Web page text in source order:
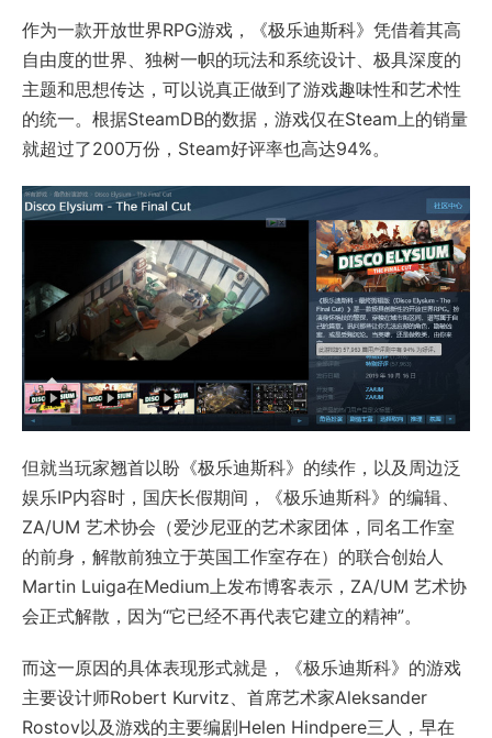
作为一款开放世界RPG游戏，《极乐迪斯科》凭借着其高
自由度的世界、独树一帜的玩法和系统设计、极具深度的
主题和思想传达，可以说真正做到了游戏趣味性和艺术性
的统一。根据SteamDB的数据，游戏仅在Steam上的销量
就超过了200万份，Steam好评率也高达94%。
但就当玩家翘首以盼《极乐迪斯科》的续作，以及周边泛
娱乐IP内容时，国庆长假期间，《极乐迪斯科》的编辑、
ZA/UM 艺术协会（爱沙尼亚的艺术家团体，同名工作室
的前身，解散前独立于英国工作室存在）的联合创始人
Martin Luiga在Medium上发布博客表示，ZA/UM 艺术协
会正式解散，因为“它已经不再代表它建立的精神”。
而这一原因的具体表现形式就是，《极乐迪斯科》的游戏
主要设计师Robert Kurvitz、首席艺术家Aleksander
Rostov以及游戏的主要编剧Helen Hindpere三人，早在